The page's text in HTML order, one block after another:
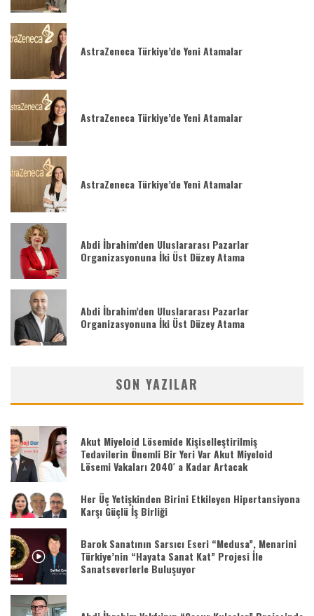
AstraZeneca Türkiye’de Yeni Atamalar
AstraZeneca Türkiye’de Yeni Atamalar
AstraZeneca Türkiye’de Yeni Atamalar
Abdi İbrahim’den Uluslararası Pazarlar
Organizasyonuna İki Üst Düzey Atama
Abdi İbrahim’den Uluslararası Pazarlar
Organizasyonuna İki Üst Düzey Atama
SON YAZILAR
Akut Miyeloid Lösemide Kişiselleştirilmiş
Tedavilerin Önemli Bir Yeri Var Akut Miyeloid
Lösemi Vakaları 2040′ a Kadar Artacak
Her Üç Yetişkinden Birini Etkileyen Hipertansiyona
Karşı Güçlü İş Birliği
Barok Sanatının Sarsıcı Eseri “Medusa”, Menarini
Türkiye’nin “Hayata Sanat Kat” Projesi İle
Sanatseverlerle Buluşuyor